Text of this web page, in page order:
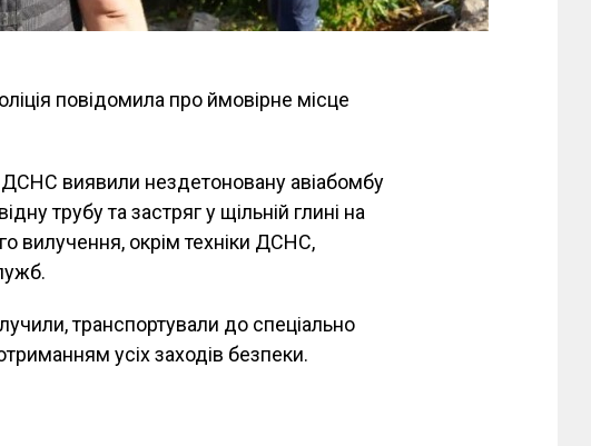
повідомила про ймовірне місце
ДСНС виявили нездетоновану авіабомбу
трубу та застряг у щільній глині на
вилучення, окрім техніки ДСНС,
транспортували до спеціально
усіх заходів безпеки.